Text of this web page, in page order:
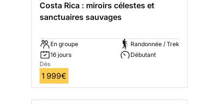
Costa Rica : miroirs célestes et
sanctuaires sauvages
En groupe
16 jours
Randonnée / Trek
Débutant
Dès
1 999€